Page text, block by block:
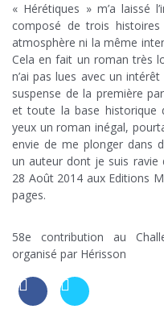
« Hérétiques » m’a laissé
composé de trois
atmosphère ni la même
Cela en fait un roman très
n’ai pas lues avec un
suspense de la première
et toute la base historique
yeux un roman inégal,
envie de me plonger dans
un auteur dont je suis ravie
28 Août 2014 aux Editions
pages.
58e contribution au
organisé par Hérisson